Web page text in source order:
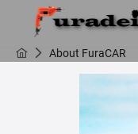
About FuraCAR